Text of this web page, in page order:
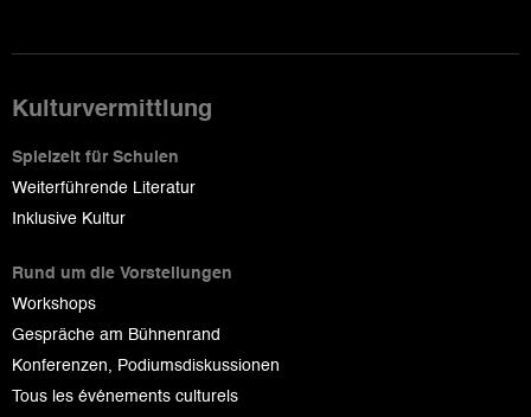
Kulturvermittlung
Spielzeit für Schulen
Weiterführende Literatur
Inklusive Kultur
Rund um die Vorstellungen
Workshops
Gespräche am Bühnenrand
Konferenzen, Podiumsdiskussionen
Tous les événements culturels